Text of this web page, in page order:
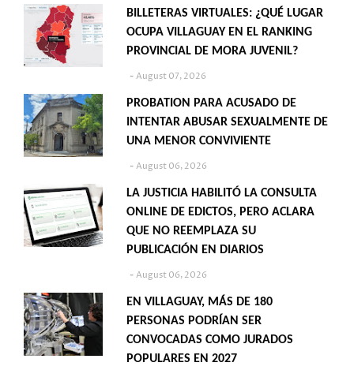
BILLETERAS VIRTUALES: ¿QUÉ LUGAR
OCUPA VILLAGUAY EN EL RANKING
PROVINCIAL DE MORA JUVENIL?
August 07, 2026
PROBATION PARA ACUSADO DE
INTENTAR ABUSAR SEXUALMENTE DE
UNA MENOR CONVIVIENTE
August 06, 2026
LA JUSTICIA HABILITÓ LA CONSULTA
ONLINE DE EDICTOS, PERO ACLARA
QUE NO REEMPLAZA SU
PUBLICACIÓN EN DIARIOS
August 06, 2026
EN VILLAGUAY, MÁS DE 180
PERSONAS PODRÍAN SER
CONVOCADAS COMO JURADOS
POPULARES EN 2027